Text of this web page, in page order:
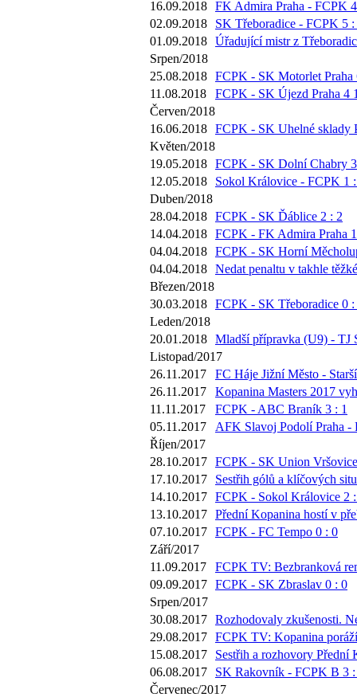
16.09.2018 FK Admira Praha - FCPK
02.09.2018
SK Třeboradice - FCPK 5 :
01.09.2018 Úřadující mistr z
Srpen/2018
25.08.2018 FCPK - SK Motorlet Praha
11.08.2018
FCPK - SK Újezd Praha 4
Červen/2018
16.06.2018 FCPK - SK Uhelné sklady
Květen/2018
19.05.2018 FCPK - SK Dolní Chabry
12.05.2018
Sokol Královice - FCPK 1
Duben/2018
28.04.2018 FCPK - SK Ďáblice 2 : 2
14.04.2018 FCPK - FK Admira Praha
04.04.2018 FCPK - SK Horní
04.04.2018 Nedat penaltu v takhle
Březen/2018
30.03.2018 FCPK - SK Třeboradice 0 :
Leden/2018
20.01.2018 Mladší přípravka (U9) - TJ
Listopad/2017
26.11.2017
FC Háje Jižní Město -
26.11.2017
Kopanina Masters 2017
11.11.2017
FCPK - ABC Braník 3 : 1
05.11.2017
AFK Slavoj Podolí Praha -
Říjen/2017
28.10.2017 FCPK - SK Union
17.10.2017
Sestřih gólů a klíčových
14.10.2017 FCPK - Sokol Královice 2
13.10.2017 Přední Kopanina hostí v
07.10.2017 FCPK - FC Tempo 0 : 0
Září/2017
11.09.2017
FCPK TV: Bezbranková
09.09.2017 FCPK - SK Zbraslav 0 : 0
Srpen/2017
30.08.2017 Rozhodovaly zkušenosti.
29.08.2017 FCPK TV: Kopanina
15.08.2017
Sestřih a rozhovory Přední
06.08.2017
SK Rakovník - FCPK B 3
Červenec/2017